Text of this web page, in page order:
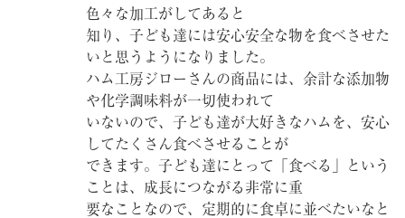
色々な加工がしてあると
知り、子ども達には安心安全な物を食べさせた
いと思うようになりました。
ハム工房ジローさんの商品には、余計な添加物
や化学調味料が一切使われて
いないので、子ども達が大好きなハムを、安心
してたくさん食べさせることが
できます。子ども達にとって「食べる」という
ことは、成長につながる非常に重
要なことなので、定期的に食卓に並べたいなと